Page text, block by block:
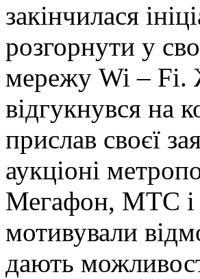
закінчилася
розгорнути у
мережу Wi – Fi.
відгукнувся на
прислав своєї
аукціоні
Мегафон, МТС і
мотивували
дають